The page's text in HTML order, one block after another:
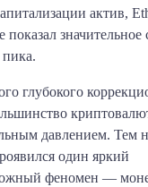
актив,
показал
пика.
глубокого
давлением. Тем
один яркий
феномен —